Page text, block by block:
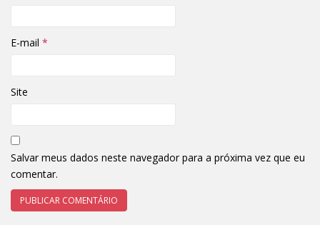
E-mail *
Site
Salvar meus dados neste navegador para a próxima vez que eu
comentar.